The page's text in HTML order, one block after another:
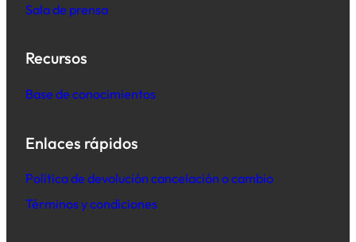
Sala de prensa
Recursos
Base de conocimientos
Enlaces rápidos
Política de devolución cancelación o cambio
Términos y condiciones